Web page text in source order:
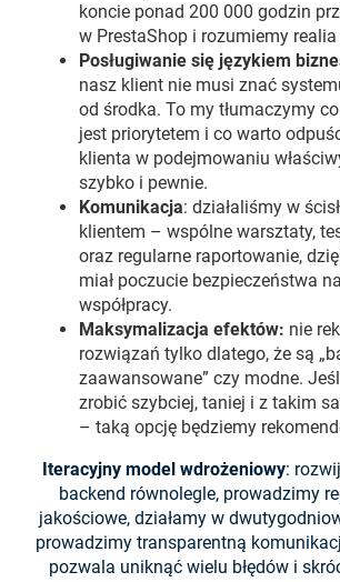
koncie ponad 200 000 godzin
w PrestaShop i rozumiemy
Posługiwanie się językiem
nasz klient nie musi znać
od środka. To my tłumaczymy
jest priorytetem i co warto
klienta w podejmowaniu
szybko i pewnie.
Komunikacja: działaliśmy w
klientem – wspólne warsztaty,
oraz regularne raportowanie,
miał poczucie bezpieczeństwa
współpracy.
Maksymalizacja efektów: nie
rozwiązań tylko dlatego, że są
zaawansowane” czy modne.
zrobić szybciej, taniej i z takim
– taką opcję będziemy
Iteracyjny model wdrożeniowy:
backend równolegle, prowadzimy
jakościowe, działamy w
prowadzimy transparentną
pozwala uniknąć wielu błędów i